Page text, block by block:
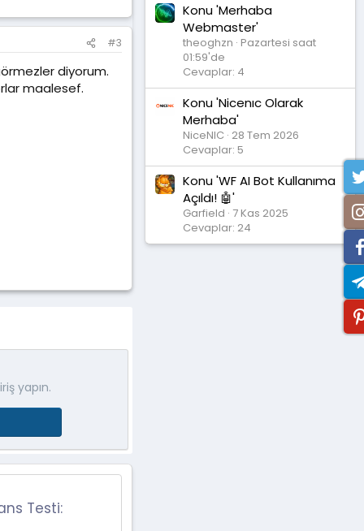
#3
diyorum.
maalesef.
yapın.
Testi:
Konu 'Merhaba
Webmaster'
theoghzn Pazartesi saat
01:59'de
Cevaplar: 4
Konu 'Nicenıc Olarak
Merhaba'
NiceNIC 28 Tem 2026
Cevaplar: 5
Konu 'WF AI Bot Kullanıma
Açıldı! 🤖'
Garfield 7 Kas 2025
Cevaplar: 24